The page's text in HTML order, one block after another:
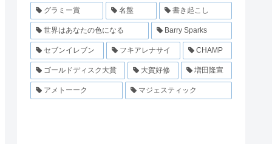
グラミー賞 名盤 書き起こし
世界はあなたの色になる Barry Sparks
セブンイレブン フキアレナサイ CHAMP
ゴールドディスク大賞 大賀好修 増田隆宣
アメトーーク マジェスティック